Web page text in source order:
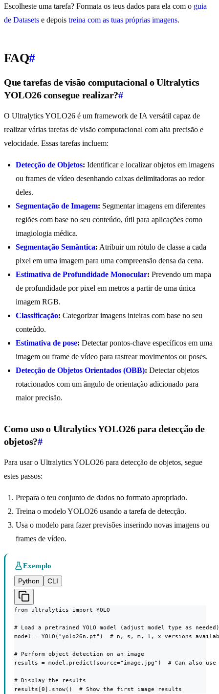
Escolheste uma tarefa? Formata os teus dados para ela com o guia
de Datasets e depois treina com as tuas próprias imagens.
FAQ#
Que tarefas de visão computacional o Ultralytics
YOLO26 consegue realizar?#
O Ultralytics YOLO26 é um framework de IA versátil capaz de
realizar várias tarefas de visão computacional com alta precisão e
velocidade. Essas tarefas incluem:
Detecção de Objetos: Identificar e localizar objetos em imagens
ou frames de vídeo desenhando caixas delimitadoras ao redor
deles.
Segmentação de Imagem: Segmentar imagens em diferentes
regiões com base no seu conteúdo, útil para aplicações como
imagiologia médica.
Segmentação Semântica: Atribuir um rótulo de classe a cada
pixel em uma imagem para uma compreensão densa da cena.
Estimativa de Profundidade Monocular: Prevendo um mapa
de profundidade por pixel em metros a partir de uma única
imagem RGB.
Classificação: Categorizar imagens inteiras com base no seu
conteúdo.
Estimativa de pose: Detectar pontos-chave específicos em uma
imagem ou frame de vídeo para rastrear movimentos ou poses.
Detecção de Objetos Orientados (OBB): Detectar objetos
rotacionados com um ângulo de orientação adicionado para
maior precisão.
Como uso o Ultralytics YOLO26 para detecção de
objetos?#
Para usar o Ultralytics YOLO26 para detecção de objetos, segue
estes passos:
Prepara o teu conjunto de dados no formato apropriado.
Treina o modelo YOLO26 usando a tarefa de detecção.
Usa o modelo para fazer previsões inserindo novas imagens ou
frames de vídeo.
Exemplo
Python
CLI
from ultralytics import YOLO
# Load a pretrained YOLO model (adjust model type as needed)
model = YOLO("yolo26n.pt")  # n, s, m, l, x versions
# Perform object detection on an image
results = model.predict(source="image.jpg")  # Can also
# Display the results
results[0].show()  # Show the first image results